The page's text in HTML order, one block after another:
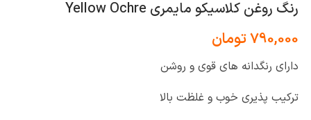
رنگ روغن کلاسیکو مایمری Yellow Ochre
790,000تومان
دارای رنگدانه های قوی و روشن
ترکیب پذیری خوب و غلظت بالا